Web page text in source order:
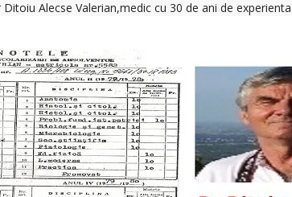
Alecse Valerian,medic cu 30 de ani de